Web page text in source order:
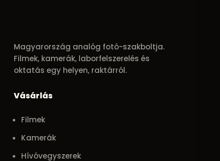
Magyarország analóg fotó-szakboltja.
Filmek, kamerák, laborfelszerelés és
oktatás egy helyen, raktárról.
Vásárlás
Filmek
Kamerák
Hívóvegyszerek